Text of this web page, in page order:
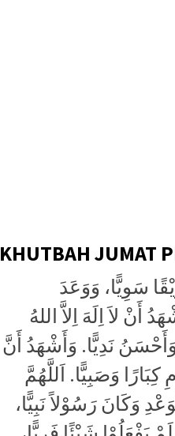
KHUTBAH JUMAT
سَوِيًّا، وَوَعَدَ
أَنْ لاَ اِلَهَ اِلاَّ اللهُ
نَدِيًّا. وَأَشْهَدُ أَنَّ
وَصَبِيًّا. اَللَّهُمَّ
وَكَانَ رَسُوْلاً نَبِيًّا،